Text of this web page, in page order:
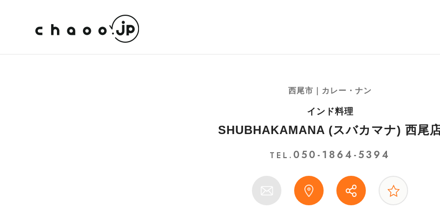
西尾市｜カレー・ナン
インド料理
SHUBHAKAMANA (スバカマナ) 西尾
TEL. 050-1864-5394